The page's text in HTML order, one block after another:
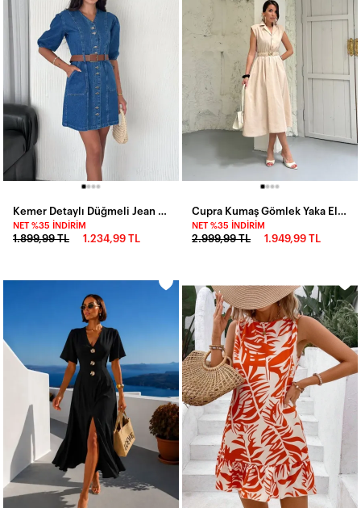
NET %35 İNDIRIM
1.899,99 TL 1.234,99 TL
NET %35 İNDIRIM
2.999,99 TL 1.949,99 TL